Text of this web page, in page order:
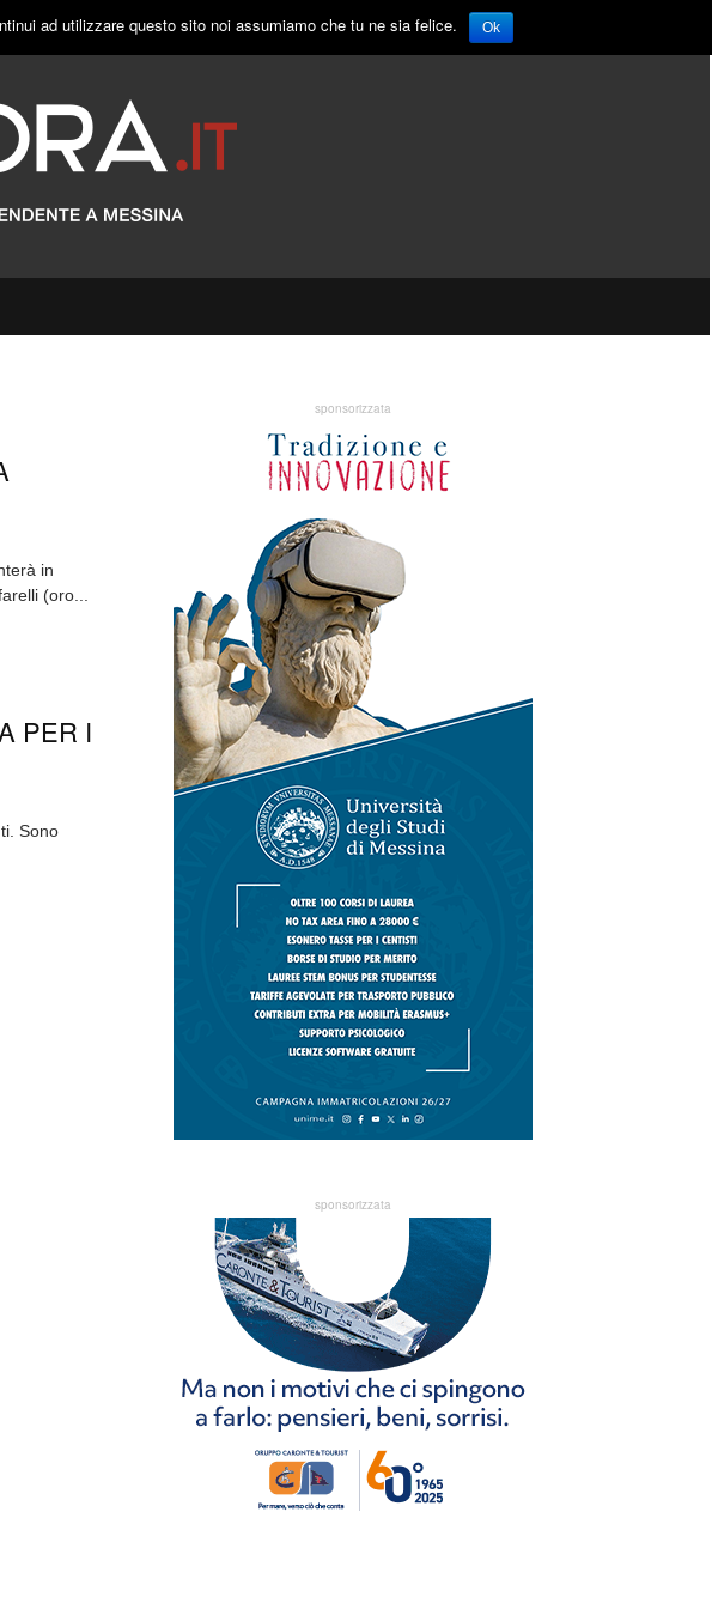
in
(oro...
PER I
Sono
sponsorizzata
sponsorizzata
ad utilizzare questo sito noi assumiamo che tu ne sia felice. Ok